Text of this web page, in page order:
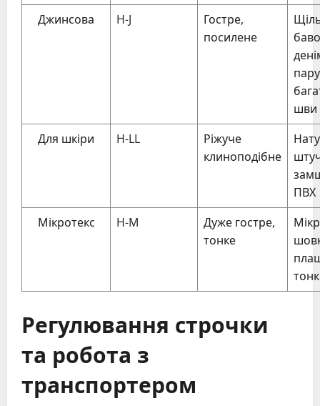
Джинсова
H-J
Гостре,
посилене
шви
Для шкіри
H-LL
Ріжуче
клиноподібне
ПВХ
Мікротекс
H-M
Дуже гостре,
тонке
Регулювання строчки
та робота з
транспортером